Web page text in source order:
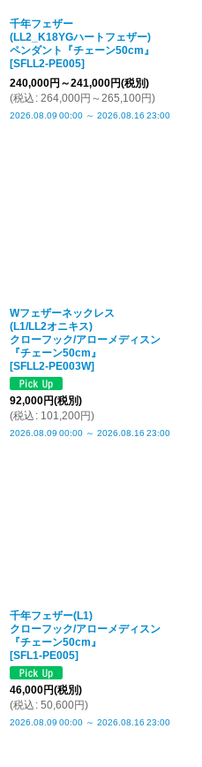
千年フェザー
(LL2_K18YGハートフェザー)
ペンダント『チェーン50cm』
[SFLL2-PE005]
240,000円 ～241,000円(税別)
(税込 : 264,000円 ～265,100円)
2026.08.09 00:00 ～ 2026.08.16 23:00
Wフェザーネックレス
(L1/LL2オニキス)
クローフック/アローメディスン
『チェーン50cm』
[SFLL2-PE003W]
92,000円(税別)
(税込 : 101,200円)
2026.08.09 00:00 ～ 2026.08.16 23:00
千年フェザー(L1)
クローフック/アローメディスン
『チェーン50cm』
[SFL1-PE005]
46,000円(税別)
(税込 : 50,600円)
2026.08.09 00:00 ～ 2026.08.16 23:00